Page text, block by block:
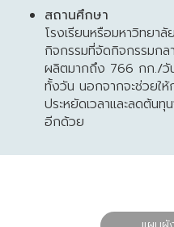
สถานศึกษา
โรงเรียนหรือมหาวิทยา
กิจกรรมที่จัดกิจกรรมก
ผลิตมากถึง 766 กก./วั
ทั้งวัน นอกจากจะช่วยให้
ประหยัดเวลาและลดต้น
อีกด้วย